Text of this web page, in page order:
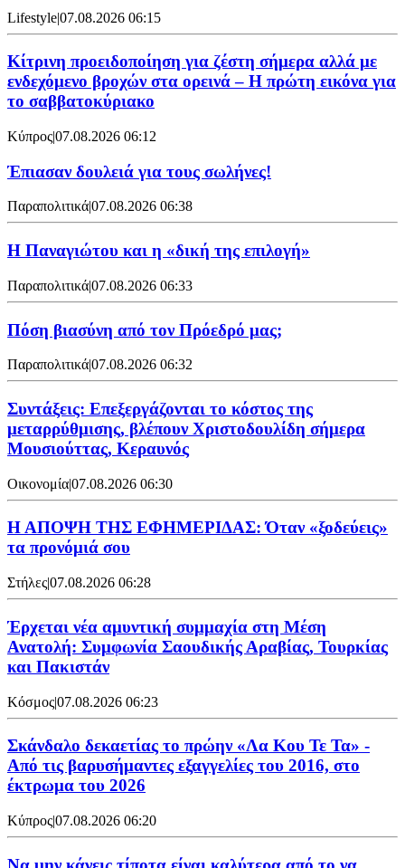
Lifestyle|07.08.2026 06:15
Κίτρινη προειδοποίηση για ζέστη σήμερα αλλά με
ενδεχόμενο βροχών στα ορεινά – Η πρώτη εικόνα για
το σαββατοκύριακο
Κύπρος|07.08.2026 06:12
Έπιασαν δουλειά για τους σωλήνες!
Παραπολιτικά|07.08.2026 06:38
Η Παναγιώτου και η «δική της επιλογή»
Παραπολιτικά|07.08.2026 06:33
Πόση βιασύνη από τον Πρόεδρό μας;
Παραπολιτικά|07.08.2026 06:32
Συντάξεις: Επεξεργάζονται το κόστος της
μεταρρύθμισης, βλέπουν Χριστοδουλίδη σήμερα
Μουσιούττας, Κεραυνός
Οικονομία|07.08.2026 06:30
Η ΑΠΟΨΗ ΤΗΣ ΕΦΗΜΕΡΙΔΑΣ: Όταν «ξοδεύεις»
τα προνόμιά σου
Στήλες|07.08.2026 06:28
Έρχεται νέα αμυντική συμμαχία στη Μέση
Ανατολή: Συμφωνία Σαουδικής Αραβίας, Τουρκίας
και Πακιστάν
Κόσμος|07.08.2026 06:23
Σκάνδαλο δεκαετίας το πρώην «Λα Κου Τε Τα» -
Από τις βαρυσήμαντες εξαγγελίες του 2016, στο
έκτρωμα του 2026
Κύπρος|07.08.2026 06:20